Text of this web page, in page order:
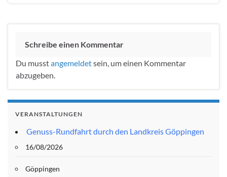
Schreibe einen Kommentar
Du musstangemeldetsein, um einen Kommentar
abzugeben.
VERANSTALTUNGEN
Genuss-Rundfahrt durch den Landkreis Göppingen
16/08/2026
Göppingen